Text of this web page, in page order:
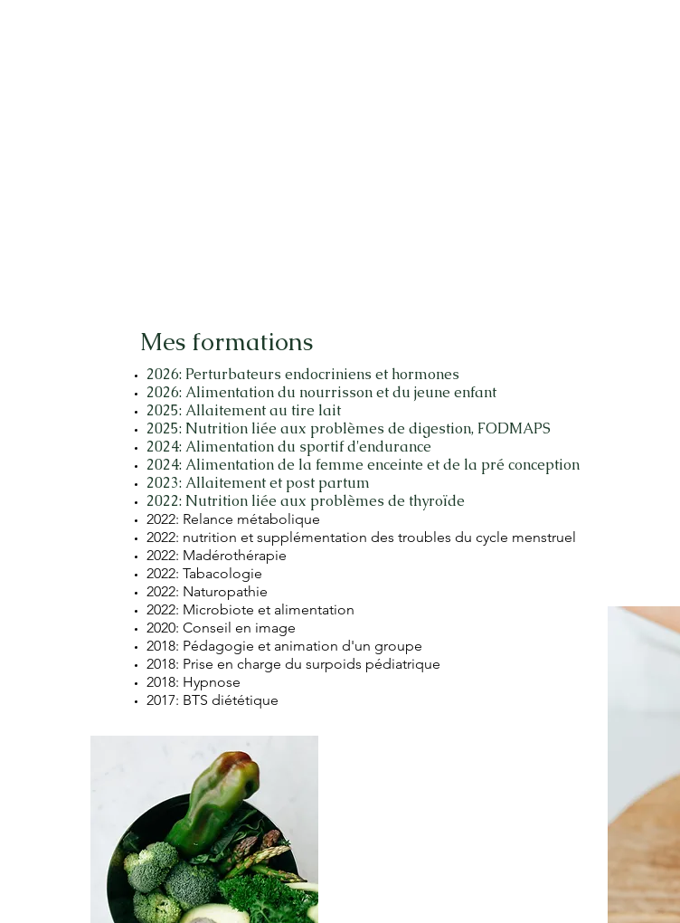
Mes formations
2026: Perturbateurs endocriniens et hormones
2026: Alimentation du nourrisson et du jeune enfant
2025: Allaitement au tire lait
2025: Nutrition liée aux problèmes de digestion, FODMAPS
2024: Alimentation du sportif d'endurance
2024: Alimentation de la femme enceinte et de la pré conception
2023: Allaitement et post partum
2022: Nutrition liée aux problèmes de thyroïde
2022: Relance métabolique
2022: nutrition et supplémentation des troubles du cycle menstruel
2022: Madérothérapie
2022: Tabacologie
2022: Naturopathie
2022: Microbiote et alimentation
2020: Conseil en image
2018: Pédagogie et animation d'un groupe
2018: Prise en charge du surpoids pédiatrique
2018: Hypnose
2017: BTS diététique